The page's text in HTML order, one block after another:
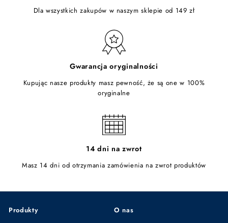
Dla wszystkich zakupów w naszym sklepie od 149 zł
Gwarancja oryginalności
Kupując nasze produkty masz pewność, że są one w 100%
oryginalne
14 dni na zwrot
Masz 14 dni od otrzymania zamówienia na zwrot produktów
Produkty O nas